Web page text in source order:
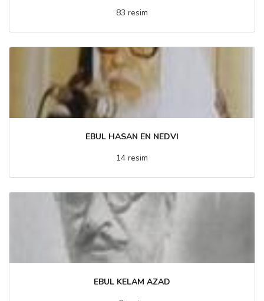
83 resim
EBUL HASAN EN NEDVI
14 resim
EBUL KELAM AZAD